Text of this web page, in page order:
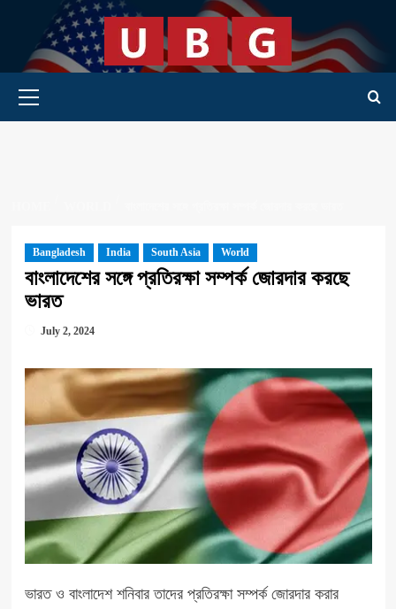
content
Primary Menu
Bangladesh India South Asia World
বাংলাদেশের সঙ্গে প্রতিরক্ষা সম্পর্ক জোরদার করছে
ভারত
July 2, 2024
ভারত ও বাংলাদেশ শনিবার তাদের প্রতিরক্ষা সম্পর্ক জোরদার করার